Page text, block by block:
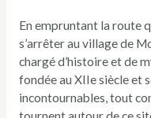
En empruntant la route
s’arrêter au village de
chargé d’histoire et de
fondée au XIIe siècle et
incontournables, tout